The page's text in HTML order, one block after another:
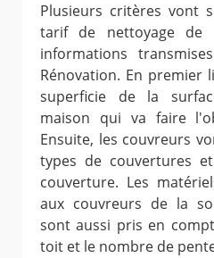
Plusieurs critères vont
tarif de nettoyage de
informations
Rénovation. En premier
superficie de la
maison qui va faire
Ensuite, les couvreurs
types de couvertures
couverture. Les
aux couvreurs de la
sont aussi pris en
toit et le nombre de